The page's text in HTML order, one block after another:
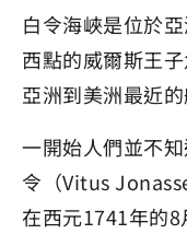
白令海峽是位於
西點的威爾斯王
亞洲到美洲最近
一開始人們並不
令（Vitus
在西元1741年的